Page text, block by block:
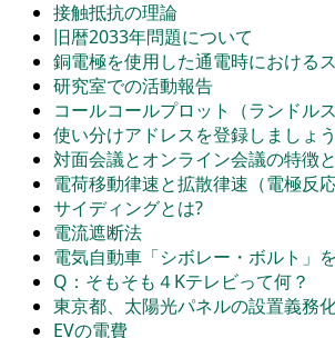
接触抵抗の理論
旧暦2033年問題について
銅電極を使用した通電時における
研究室での活動報告
コールコールプロット（ランドル
使い分けアドレスを登録しましょう
対面会議とオンライン会議の特徴
電荷移動律速と拡散律速（電極反
サイディングとは?
電流遮断法
電気自動車「シボレー・ボルト」
Q：そもそも４Kテレビって何？
東京都、太陽光パネルの設置義務
EVの電費